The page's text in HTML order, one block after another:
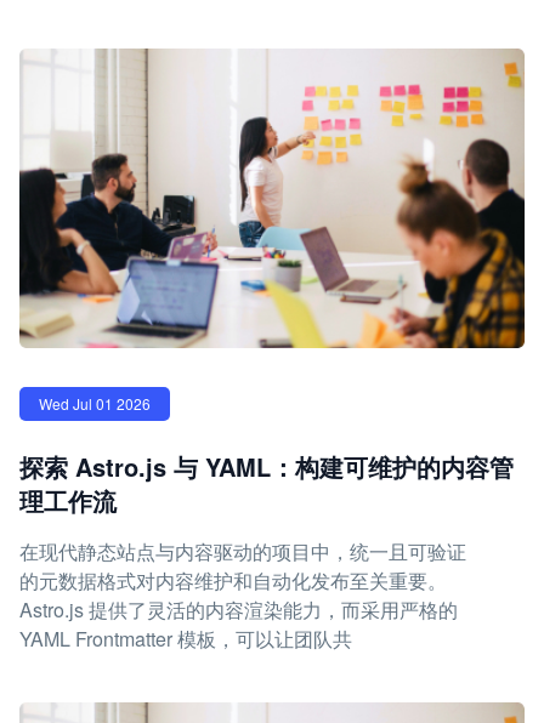
Wed Jul 01 2026
探索 Astro.js 与 YAML：构建可维护的内容管
理工作流
在现代静态站点与内容驱动的项目中，统一且可验证
的元数据格式对内容维护和自动化发布至关重要。
Astro.js 提供了灵活的内容渲染能力，而采用严格的
YAML Frontmatter 模板，可以让团队共